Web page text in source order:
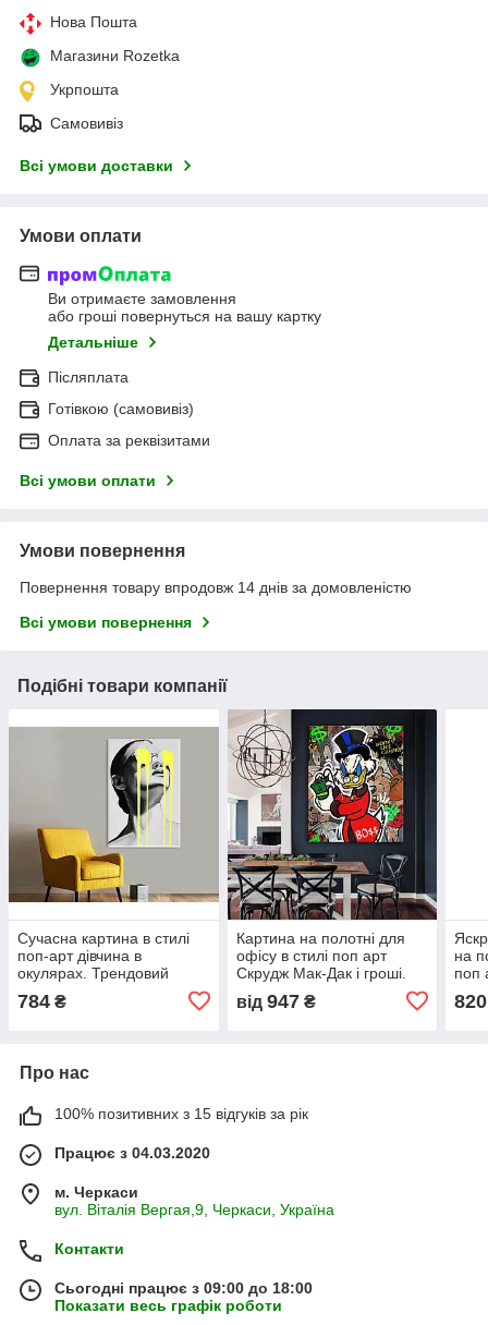
Нова Пошта
Магазини Rozetka
Укрпошта
Самовивіз
Всі умови доставки
Умови оплати
Ви отримаєте замовлення
або гроші повернуться на вашу картку
Детальніше
Післяплата
Готівкою (самовивіз)
Оплата за реквізитами
Всі умови оплати
Умови повернення
Повернення товару впродовж 14 днів за домовленістю
Всі умови повернення
Подібні товари компанії
Сучасна картина в стилі
поп-арт дівчина в
окулярах. Трендовий
784 ₴
Картина на полотні для
офісу в стилі поп арт
Скрудж Мак-Дак і гроші.
від 947₴
на
поп
820
Про нас
100% позитивних з 15 відгуків за рік
Працює з 04.03.2020
м. Черкаси
вул. Віталія Вергая,9, Черкаси, Україна
Контакти
Сьогодні працює з 09:00 до 18:00
Показати весь графік роботи